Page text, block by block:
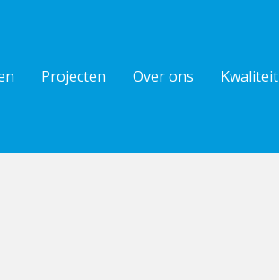
Projecten Over ons Kwaliteit